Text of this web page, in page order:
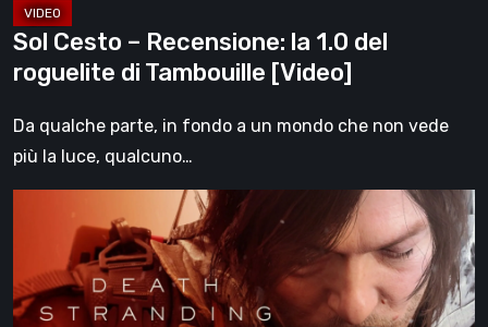
[Video]
Sol Cesto – Recensione: la 1.0 del
roguelite di Tambouille [Video]
Da qualche parte, in fondo a un mondo che non vede
più la luce, qualcuno…
Stranding
On